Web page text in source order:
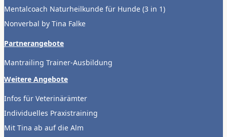
Mentalcoach Naturheilkunde für Hunde (3 in 1)
Nonverbal by Tina Falke
Partnerangebote
Mantrailing Trainer-Ausbildung
Weitere Angebote
Infos für Veterinärämter
Individuelles Praxistraining
Mit Tina ab auf die Alm